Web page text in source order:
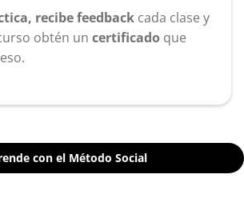
recibe feedback cada clase y
obtén un certificado que
con el Método Social